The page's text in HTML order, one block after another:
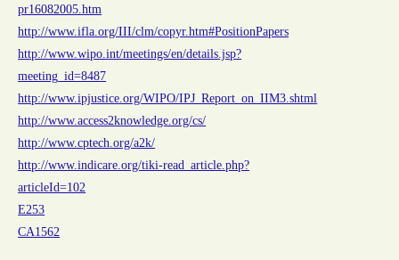
pr16082005.htm
http://www.ifla.org/III/clm/copyr.htm#PositionPapers
http://www.wipo.int/meetings/en/details.jsp?
meeting_id=8487
http://www.ipjustice.org/WIPO/IPJ_Report_on_IIM3.shtml
http://www.access2knowledge.org/cs/
http://www.cptech.org/a2k/
http://www.indicare.org/tiki-read_article.php?
articleId=102
E253
CA1562